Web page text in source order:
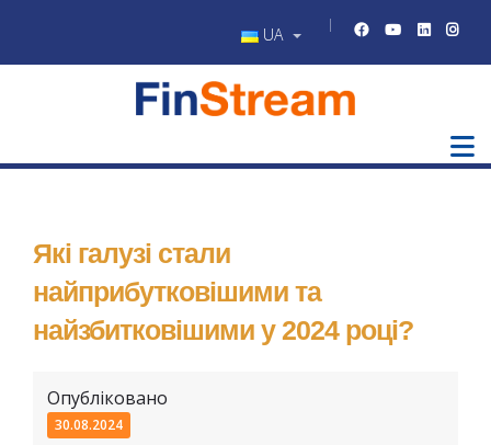
UA
Які галузі стали
найприбутковішими та
найзбитковішими у 2024 році?
Опубліковано
30.08.2024